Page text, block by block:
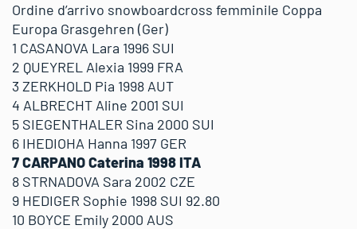
Ordine d’arrivo snowboardcross femminile Coppa
Europa Grasgehren (Ger)
1 CASANOVA Lara 1996 SUI
2 QUEYREL Alexia 1999 FRA
3 ZERKHOLD Pia 1998 AUT
4 ALBRECHT Aline 2001 SUI
5 SIEGENTHALER Sina 2000 SUI
6 IHEDIOHA Hanna 1997 GER
7 CARPANO Caterina 1998 ITA
8 STRNADOVA Sara 2002 CZE
9 HEDIGER Sophie 1998 SUI 92.80
10 BOYCE Emily 2000 AUS